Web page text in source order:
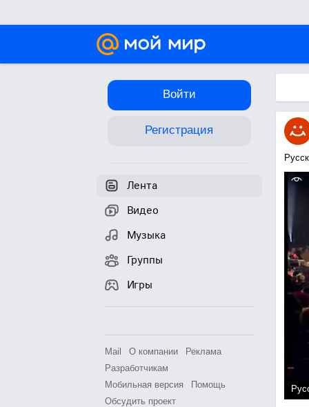
Войти
Регистрация
Лента
Видео
Музыка
Группы
Игры
Mail О компании
Реклама
Разработчикам
Мобильная версия
Помощь
Обсудить проект